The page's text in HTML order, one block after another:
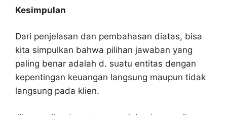
Kesimpulan
Dari penjelasan dan pembahasan diatas, bisa
kita simpulkan bahwa pilihan jawaban yang
paling benar adalah d. suatu entitas dengan
kepentingan keuangan langsung maupun tidak
langsung pada klien.